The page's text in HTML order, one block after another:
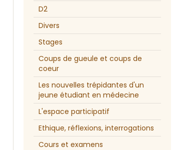
D2
Divers
Stages
Coups de gueule et coups de
coeur
Les nouvelles trépidantes d'un
jeune étudiant en médecine
L'espace participatif
Ethique, réflexions, interrogations
Cours et examens